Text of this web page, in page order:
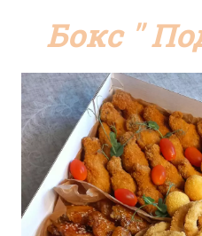
Бокс "